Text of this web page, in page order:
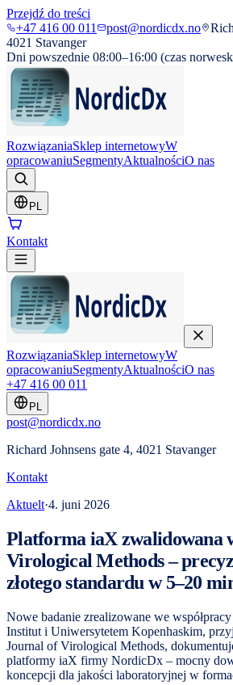
Przejdź do treści
+47 416 00 011
post@nordicdx.no
4021 Stavanger
Dni powszednie 08:00–16:00 (czas
RozwiązaniaSklep internetowyW
opracowaniuSegmentyAktualnościO nas
PL
Kontakt
RozwiązaniaSklep internetowyW
opracowaniuSegmentyAktualnościO nas
+47 416 00 011
PL
post@nordicdx.no
Richard Johnsens gate 4, 4021 Stavanger
Kontakt
Aktuelt·4. juni 2026
Platforma iaX zwalidowana
Virological Methods –
złotego standardu w 5–20
Nowe badanie zrealizowane we
Institut i Uniwersytetem Kopenhaskim,
Journal of Virological Methods,
platformy iaX firmy NordicDx – mocny
koncepcji dla jakości laboratoryjnej w